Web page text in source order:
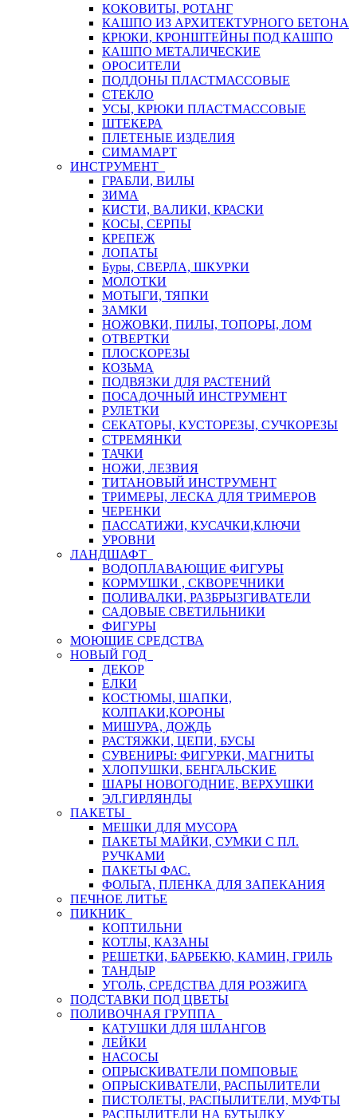
КОКОВИТЫ, РОТАНГ
КАШПО ИЗ АРХИТЕКТУРНОГО БЕТОНА
КРЮКИ, КРОНШТЕЙНЫ ПОД КАШПО
КАШПО МЕТАЛИЧЕСКИЕ
ОРОСИТЕЛИ
ПОДДОНЫ ПЛАСТМАССОВЫЕ
СТЕКЛО
УСЫ, КРЮКИ ПЛАСТМАССОВЫЕ
ШТЕКЕРА
ПЛЕТЕНЫЕ ИЗДЕЛИЯ
СИМАМАРТ
ИНСТРУМЕНТ
ГРАБЛИ, ВИЛЫ
ЗИМА
КИСТИ, ВАЛИКИ, КРАСКИ
КОСЫ, СЕРПЫ
КРЕПЕЖ
ЛОПАТЫ
Буры, СВЕРЛА, ШКУРКИ
МОЛОТКИ
МОТЫГИ, ТЯПКИ
ЗАМКИ
НОЖОВКИ, ПИЛЫ, ТОПОРЫ, ЛОМ
ОТВЕРТКИ
ПЛОСКОРЕЗЫ
КОЗЬМА
ПОДВЯЗКИ ДЛЯ РАСТЕНИЙ
ПОСАДОЧНЫЙ ИНСТРУМЕНТ
РУЛЕТКИ
СЕКАТОРЫ, КУСТОРЕЗЫ, СУЧКОРЕЗЫ
СТРЕМЯНКИ
ТАЧКИ
НОЖИ, ЛЕЗВИЯ
ТИТАНОВЫЙ ИНСТРУМЕНТ
ТРИМЕРЫ, ЛЕСКА ДЛЯ ТРИМЕРОВ
ЧЕРЕНКИ
ПАССАТИЖИ, КУСАЧКИ,КЛЮЧИ
УРОВНИ
ЛАНДШАФТ
ВОДОПЛАВАЮЩИЕ ФИГУРЫ
КОРМУШКИ , СКВОРЕЧНИКИ
ПОЛИВАЛКИ, РАЗБРЫЗГИВАТЕЛИ
САДОВЫЕ СВЕТИЛЬНИКИ
ФИГУРЫ
МОЮЩИЕ СРЕДСТВА
НОВЫЙ ГОД
ДЕКОР
ЕЛКИ
КОСТЮМЫ, ШАПКИ,
КОЛПАКИ,КОРОНЫ
МИШУРА, ДОЖДЬ
РАСТЯЖКИ, ЦЕПИ, БУСЫ
СУВЕНИРЫ: ФИГУРКИ, МАГНИТЫ
ХЛОПУШКИ, БЕНГАЛЬСКИЕ
ШАРЫ НОВОГОДНИЕ, ВЕРХУШКИ
ЭЛ.ГИРЛЯНДЫ
ПАКЕТЫ
МЕШКИ ДЛЯ МУСОРА
ПАКЕТЫ МАЙКИ, СУМКИ С ПЛ.
РУЧКАМИ
ПАКЕТЫ ФАС.
ФОЛЬГА, ПЛЕНКА ДЛЯ ЗАПЕКАНИЯ
ПЕЧНОЕ ЛИТЬЕ
ПИКНИК
КОПТИЛЬНИ
КОТЛЫ, КАЗАНЫ
РЕШЕТКИ, БАРБЕКЮ, КАМИН, ГРИЛЬ
ТАНДЫР
УГОЛЬ, СРЕДСТВА ДЛЯ РОЗЖИГА
ПОДСТАВКИ ПОД ЦВЕТЫ
ПОЛИВОЧНАЯ ГРУППА
КАТУШКИ ДЛЯ ШЛАНГОВ
ЛЕЙКИ
НАСОСЫ
ОПРЫСКИВАТЕЛИ ПОМПОВЫЕ
ОПРЫСКИВАТЕЛИ, РАСПЫЛИТЕЛИ
ПИСТОЛЕТЫ, РАСПЫЛИТЕЛИ, МУФТЫ
РАСПЫЛИТЕЛИ НА БУТЫЛКУ